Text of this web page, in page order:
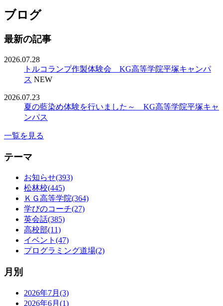
ブログ
最新の記事
2026.07.28
トルコランプ作製体験会 KG高等学院平塚キャンパ
ス NEW
2026.07.23
夏の藍染め体験を行いました～ KG高等学院平塚キャ
ンパス
一覧を見る
テーマ
お知らせ(393)
松林校(445)
ＫＧ高等学院(364)
学びのコーチ(27)
英会話(385)
高校部(11)
イベント(47)
プログラミング道場(2)
月別
2026年7月(3)
2026年6月(1)